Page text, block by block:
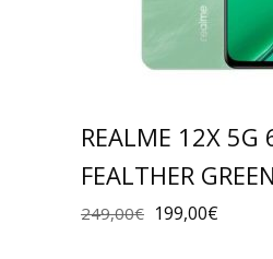
REALME 12X 5G
FEALTHER GREEN
249,00€ 199,00€